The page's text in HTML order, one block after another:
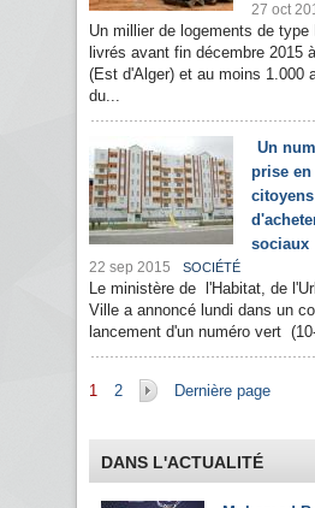
27 oct
Un millier de logements de
livrés avant fin décembre 2015
(Est d'Alger) et au moins 1.000
du...
Un
prise en
sociaux
22 sep 2015 SOCIÉTÉ
Le ministère de l'Habitat, de
Ville a annoncé lundi dans un
lancement d'un numéro vert
Pages
1 2 Dernière page
DANS L'ACTUALITÉ